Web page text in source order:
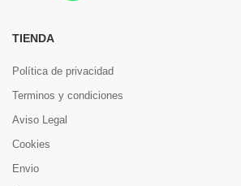
TIENDA
Política de privacidad
Terminos y condiciones
Aviso Legal
Cookies
Envio